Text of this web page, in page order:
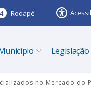
4 Rodapé
Legislação
no Mercado do